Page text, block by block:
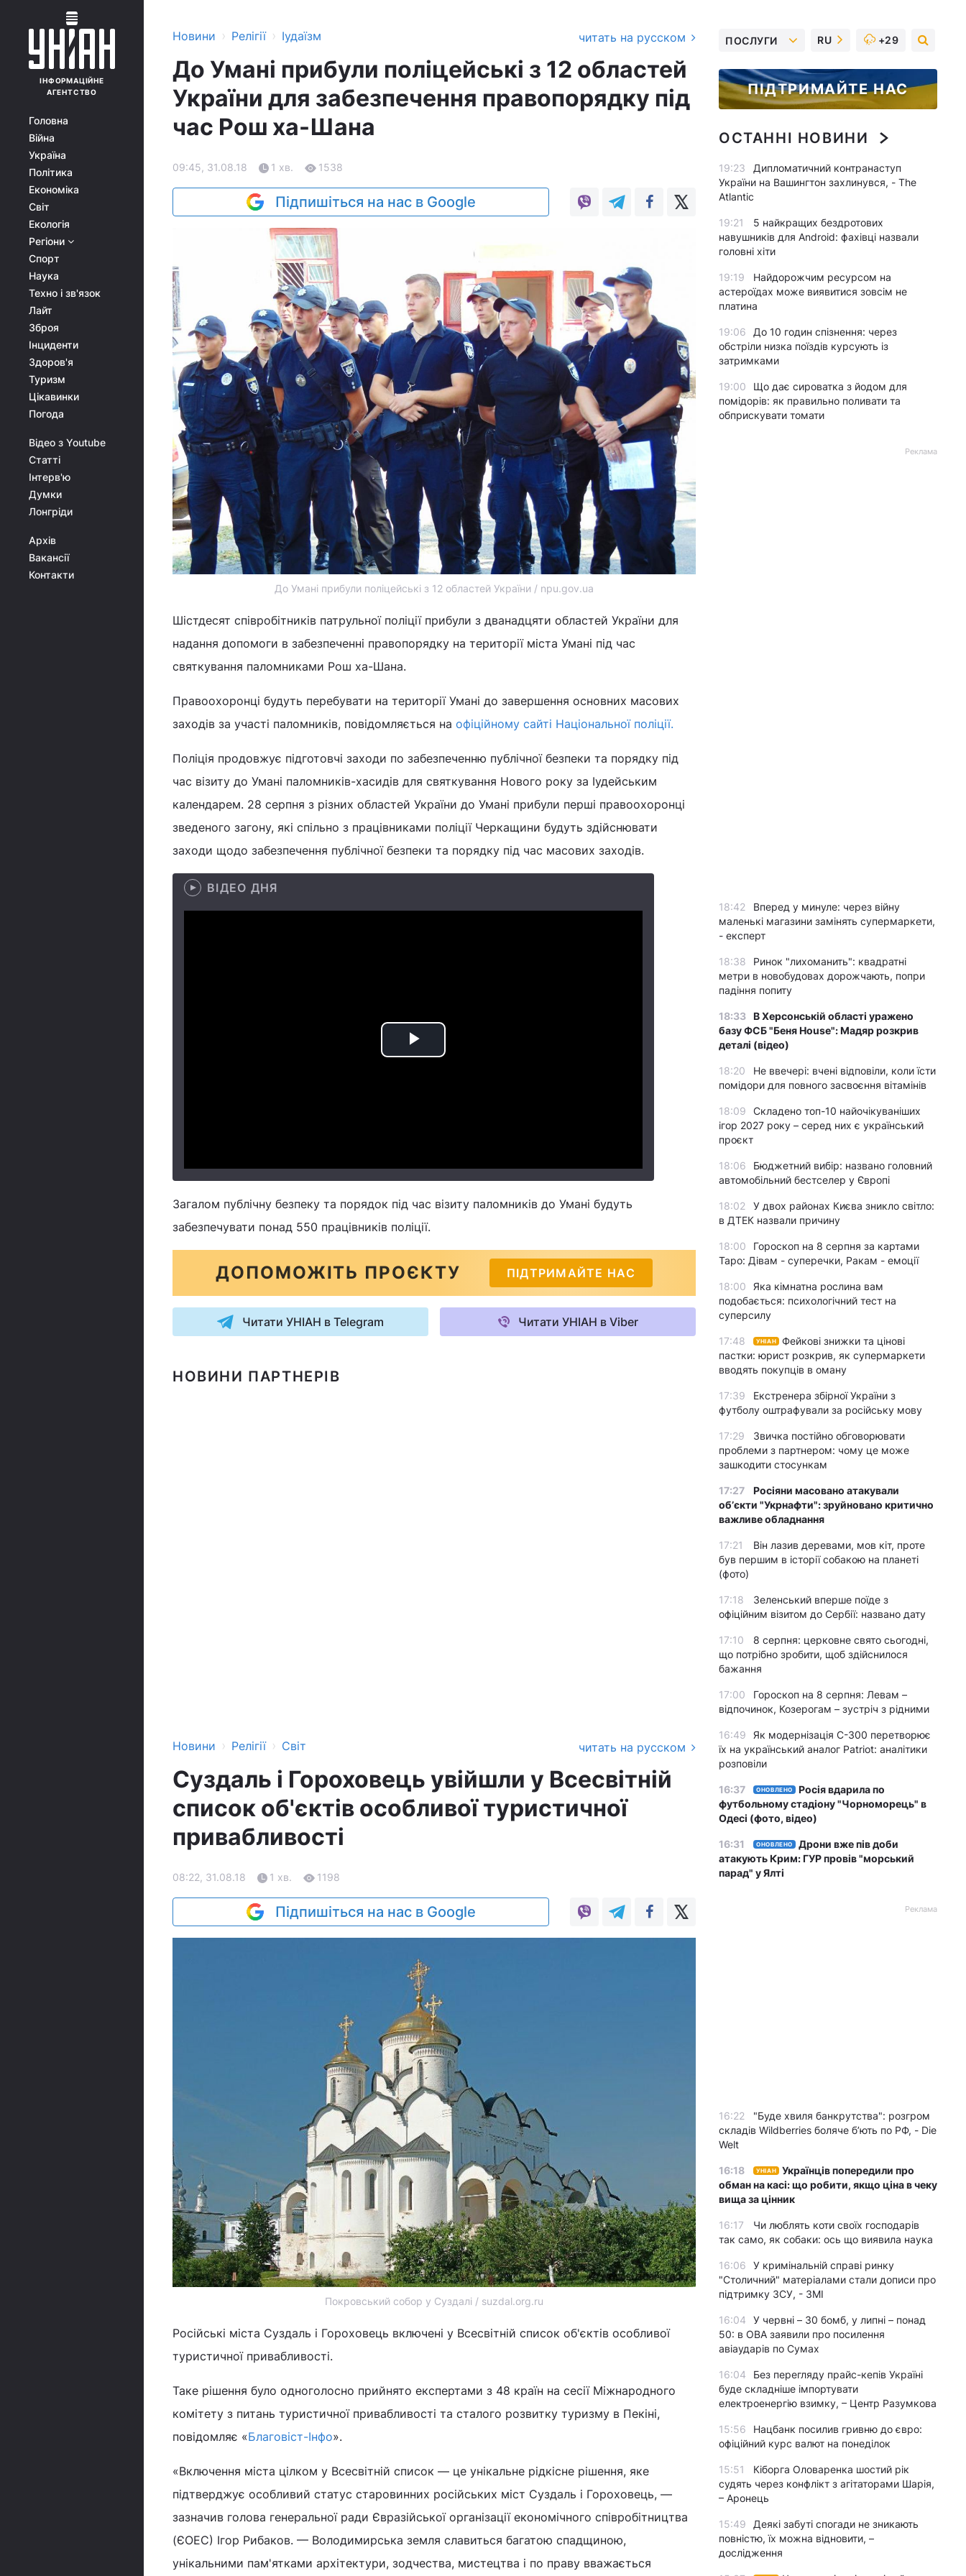
ІНФОРМАЦІЙНЕ
АГЕНТСТВО
Головна
Війна
Україна
Політика
Економіка
Світ
Екологія
Регіони
Спорт
Наука
Техно і зв'язок
Лайт
Зброя
Інциденти
Здоров'я
Туризм
Цікавинки
Погода
Відео з Youtube
Статті
Інтерв'ю
Думки
Лонгріди
Архів
Вакансії
Контакти
Новини › Релігії › Іудаїзм читать на русском
До Умані прибули поліцейські з 12 областей
України для забезпечення правопорядку під
час Рош ха-Шана
09:45, 31.08.18 1 хв. 1538
Підпишіться на нас в Google
До Умані прибули поліцейські з 12 областей України / npu.gov.ua
Шістдесят співробітників патрульної поліції прибули з дванадцяти областей України для
надання допомоги в забезпеченні правопорядку на території міста Умані під час
святкування паломниками Рош ха-Шана.
Правоохоронці будуть перебувати на території Умані до завершення основних масових
заходів за участі паломників, повідомляється на офіційному сайті Національної поліції.
Поліція продовжує підготовчі заходи по забезпеченню публічної безпеки та порядку під
час візиту до Умані паломників-хасидів для святкування Нового року за Іудейським
календарем. 28 серпня з різних областей України до Умані прибули перші правоохоронці
зведеного загону, які спільно з працівниками поліції Черкащини будуть здійснювати
заходи щодо забезпечення публічної безпеки та порядку під час масових заходів.
ВІДЕО ДНЯ
Play
Загалом публічну безпеку та порядок під час візиту паломників до Умані будуть
забезпечувати понад 550 працівників поліції.
ДОПОМОЖІТЬ ПРОЄКТУ ПІДТРИМАЙТЕ НАС
Читати УНІАН в Telegram Читати УНІАН в Viber
НОВИНИ ПАРТНЕРІВ
Новини › Релігії › Світ читать на русском
Суздаль і Гороховець увійшли у Всесвітній
список об'єктів особливої туристичної
привабливості
08:22, 31.08.18 1 хв. 1198
Підпишіться на нас в Google
Покровський собор у Суздалі / suzdal.org.ru
Російські міста Суздаль і Гороховець включені у Всесвітній список об'єктів особливої
туристичної привабливості.
Таке рішення було одноголосно прийнято експертами з 48 країн на сесії Міжнародного
комітету з питань туристичної привабливості та сталого розвитку туризму в Пекіні,
повідомляє «Благовіст-Інфо».
«Включення міста цілком у Всесвітній список — це унікальне рідкісне рішення, яке
підтверджує особливий статус старовинних російських міст Суздаль і Гороховець, —
зазначив голова генеральної ради Євразійської організації економічного співробітництва
(ЄОЕС) Ігор Рибаков. — Володимирська земля славиться багатою спадщиною,
унікальними пам'ятками архітектури, зодчества, мистецтва і по праву вважається
ПОСЛУГИ RU +29
ПІДТРИМАЙТЕ НАС
ОСТАННІ НОВИНИ
19:23
Дипломатичний контранаступ
України на Вашингтон захлинувся, - The
Atlantic
19:21
5 найкращих бездротових
навушників для Android: фахівці назвали
головні хіти
19:19
Найдорожчим ресурсом на
астероїдах може виявитися зовсім не
платина
19:06
До 10 годин спізнення: через
обстріли низка поїздів курсують із
затримками
19:00
Що дає сироватка з йодом для
помідорів: як правильно поливати та
обприскувати томати
Реклама
18:42
Вперед у минуле: через війну
маленькі магазини замінять супермаркети,
- експерт
18:38
Ринок "лихоманить": квадратні
метри в новобудовах дорожчають, попри
падіння попиту
18:33 В Херсонській області уражено
базу ФСБ "Беня House": Мадяр розкрив
деталі (відео)
18:20
Не ввечері: вчені відповіли, коли їсти
помідори для повного засвоєння вітамінів
18:09
Складено топ-10 найочікуваніших
ігор 2027 року – серед них є український
проєкт
18:06
Бюджетний вибір: названо головний
автомобільний бестселер у Європі
18:02
У двох районах Києва зникло світло:
в ДТЕК назвали причину
18:00
Гороскоп на 8 серпня за картами
Таро: Дівам - суперечки, Ракам - емоції
18:00
Яка кімнатна рослина вам
подобається: психологічний тест на
суперсилу
17:48 УНІАН
Фейкові знижки та цінові
пастки: юрист розкрив, як супермаркети
вводять покупців в оману
17:39
Екстренера збірної України з
футболу оштрафували за російську мову
17:29
Звичка постійно обговорювати
проблеми з партнером: чому це може
зашкодити стосункам
17:27
Росіяни масовано атакували
обʼєкти "Укрнафти": зруйновано критично
важливе обладнання
17:21
Він лазив деревами, мов кіт, проте
був першим в історії собакою на планеті
(фото)
17:18
Зеленський вперше поїде з
офіційним візитом до Сербії: названо дату
17:10
8 серпня: церковне свято сьогодні,
що потрібно зробити, щоб здійснилося
бажання
17:00
Гороскоп на 8 серпня: Левам –
відпочинок, Козерогам – зустріч з рідними
16:49
Як модернізація С-300 перетворює
їх на український аналог Patriot: аналітики
розповіли
16:37 ОНОВЛЕНО
Росія вдарила по
футбольному стадіону "Чорноморець" в
Одесі (фото, відео)
16:31 ОНОВЛЕНО
Дрони вже пів доби
атакують Крим: ГУР провів "морський
парад" у Ялті
Реклама
16:22
"Буде хвиля банкрутства": розгром
складів Wildberries боляче бʼють по РФ, - Die
Welt
16:18 УНІАН
Українців попередили про
обман на касі: що робити, якщо ціна в чеку
вища за цінник
16:17
Чи люблять коти своїх господарів
так само, як собаки: ось що виявила наука
16:06
У кримінальній справі ринку
"Столичний" матеріалами стали дописи про
підтримку ЗСУ, - ЗМІ
16:04
У червні – 30 бомб, у липні – понад
50: в ОВА заявили про посилення
авіаударів по Сумах
16:04
Без перегляду прайс-кепів Україні
буде складніше імпортувати
електроенергію взимку, – Центр Разумкова
15:56
Нацбанк посилив гривню до євро:
офіційний курс валют на понеділок
15:51
Кіборга Оловаренка шостий рік
судять через конфлікт з агітаторами Шарія,
– Аронець
15:49
Деякі забуті спогади не зникають
повністю, їх можна відновити, –
дослідження